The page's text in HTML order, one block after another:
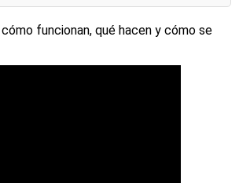
funcionan, qué hacen y cómo se